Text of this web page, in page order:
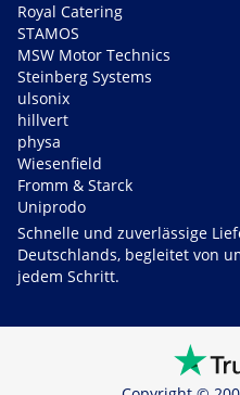
Royal Catering
STAMOS
MSW Motor Technics
Steinberg Systems
ulsonix
hillvert
physa
Wiesenfield
Fromm & Starck
Uniprodo
Schnelle und zuverlässige
Deutschlands, begleitet von
jedem Schritt.